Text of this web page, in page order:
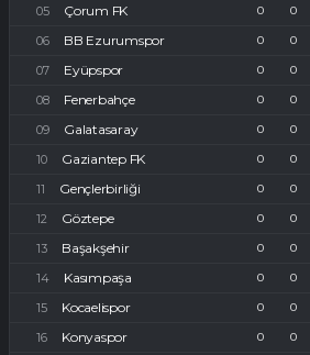
Çorum FK 0 0
BB Ezurumspor 0 0
Eyüpspor 0 0
Fenerbahçe 0 0
Galatasaray 0 0
Gaziantep FK 0 0
Gençlerbirliği 0 0
Göztepe 0 0
Başakşehir 0 0
Kasımpaşa 0 0
Kocaelispor 0 0
Konyaspor 0 0